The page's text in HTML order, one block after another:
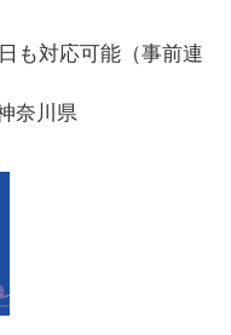
も対応可能（事前連
奈川県